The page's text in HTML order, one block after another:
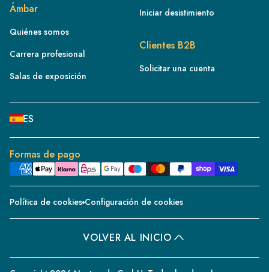
Ámbar
Quiénes somos
Carrera profesional
Salas de exposición
Iniciar desistimiento
Clientes B2B
Solicitar una cuenta
ES
IE
IT
NL
ES
DE
CH
DK
CZ
Formas de pago
Política de cookies Configuración de cookies
VOLVER AL INICIO